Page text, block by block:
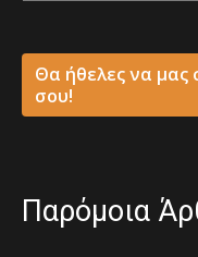
Θα ήθελες να μας
σου!
Παρόμοια